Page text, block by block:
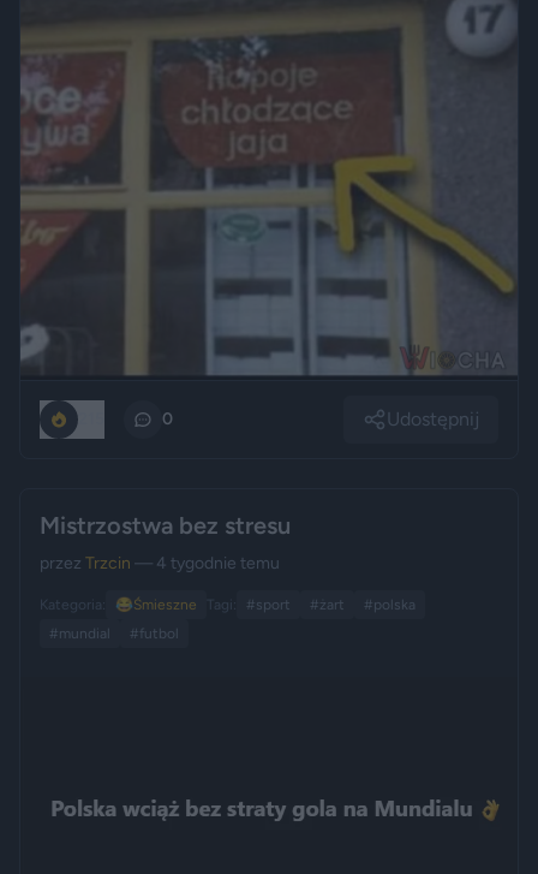
0 Udostępnij
Mistrzostwa bez stresu
przez Trzcin — 4 tygodnie temu
Kategoria: 😂Śmieszne Tagi: #sport #żart
#polska
#mundial
#futbol